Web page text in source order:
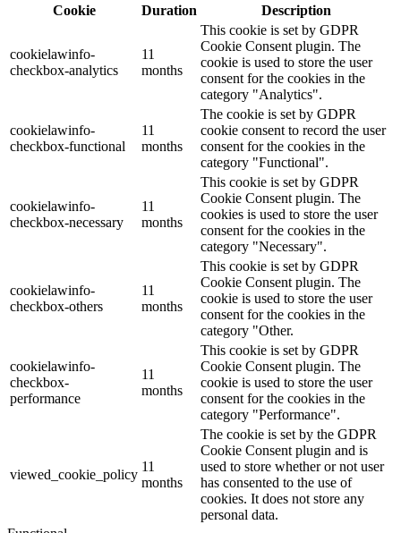
Cookie
Duration Description
cookielawinfo-
checkbox-analytics
11
months
This cookie is set by GDPR
Cookie Consent plugin. The
cookie is used to store the user
consent for the cookies in the
category "Analytics".
cookielawinfo-
checkbox-functional
11
months
The cookie is set by GDPR
cookie consent to record the user
consent for the cookies in the
category "Functional".
cookielawinfo-
checkbox-necessary
11
months
This cookie is set by GDPR
Cookie Consent plugin. The
cookies is used to store the user
consent for the cookies in the
category "Necessary".
cookielawinfo-
checkbox-others
11
months
This cookie is set by GDPR
Cookie Consent plugin. The
cookie is used to store the user
consent for the cookies in the
category "Other.
cookielawinfo-
checkbox-
performance
11
months
This cookie is set by GDPR
Cookie Consent plugin. The
cookie is used to store the user
consent for the cookies in the
category "Performance".
viewed_cookie_policy
11
months
The cookie is set by the GDPR
Cookie Consent plugin and is
used to store whether or not user
has consented to the use of
cookies. It does not store any
personal data.